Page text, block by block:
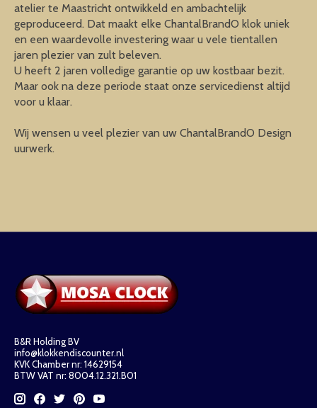
atelier te Maastricht ontwikkeld en ambachtelijk
geproduceerd. Dat maakt elke ChantalBrandO klok uniek
en een waardevolle investering waar u vele tientallen
jaren plezier van zult beleven.
U heeft 2 jaren volledige garantie op uw kostbaar bezit.
Maar ook na deze periode staat onze servicedienst altijd
voor u klaar.
Wij wensen u veel plezier van uw ChantalBrandO Design
uurwerk.
B&R Holding BV
info@klokkendiscounter.nl
KVK Chamber nr: 14629154
BTW VAT nr: 8004.12.321.B01